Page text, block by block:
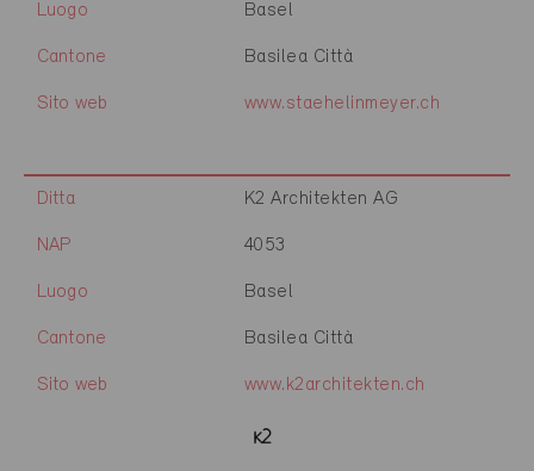
Luogo Basel
Cantone Basilea Città
Sito web www.staehelinmeyer.ch
Ditta K2 Architekten AG
NAP 4053
Luogo Basel
Cantone Basilea Città
Sito web www.k2architekten.ch